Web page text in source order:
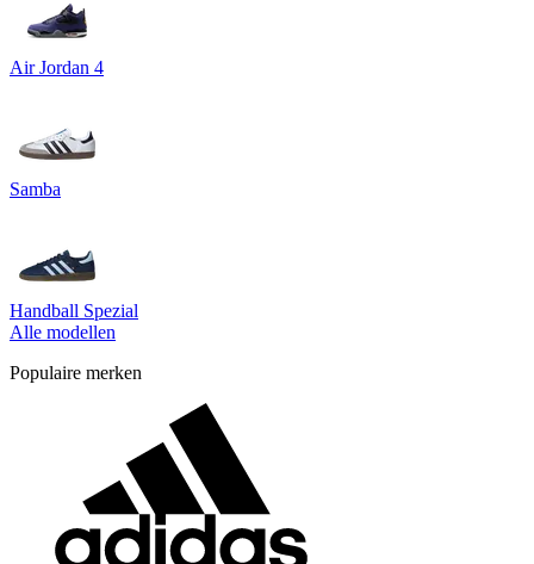
Air Jordan 4
Samba
Handball Spezial
Alle modellen
Populaire merken